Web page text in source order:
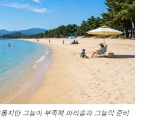
지만 그늘이 부족해 파라솔과 그늘막 준비